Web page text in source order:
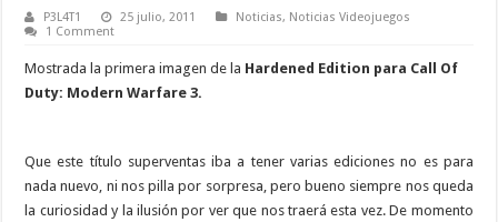
P3L4T1 25 julio, 2011 Noticias, Noticias Videojuegos
1 Comment
Mostrada la primera imagen de la Hardened Edition para Call Of
Duty: Modern Warfare 3.
Que este título superventas iba a tener varias ediciones no es para
nada nuevo, ni nos pilla por sorpresa, pero bueno siempre nos queda
la curiosidad y la ilusión por ver que nos traerá esta vez. De momento